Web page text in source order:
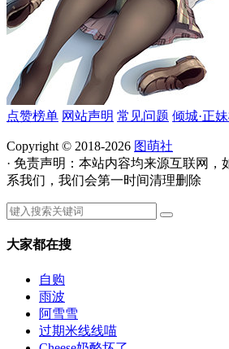
点赞榜单 网站声明 常见问题 倾城·正
Copyright © 2018-2026 图萌社
· 免责声明：本站内容均来源互联网，
系我们，我们会第一时间清理删除
大家都在搜
自购
雨波
阿雪雪
过期米线线喵